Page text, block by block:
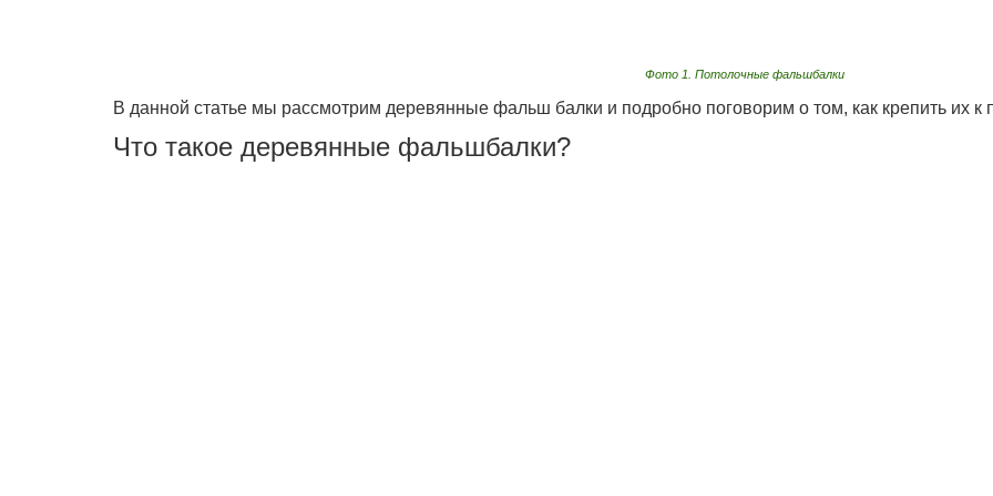
Фото 1. Потолочные фальшбалки
В данной статье мы рассмотрим деревянные фальш балки и подробно поговорим о том, как крепить их к
Что такое деревянные фальшбалки?